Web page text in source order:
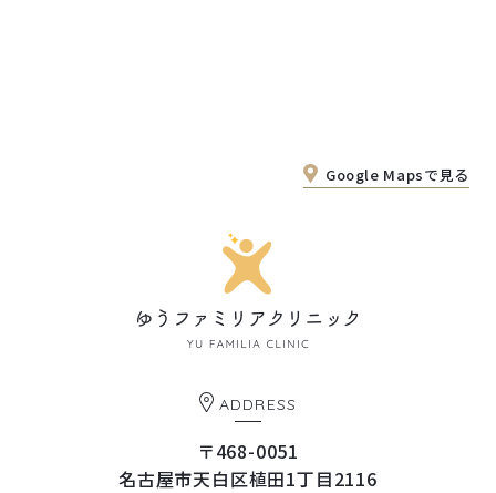
Google Mapsで見る
ADDRESS
〒468-0051
名古屋市天白区植田1丁目2116